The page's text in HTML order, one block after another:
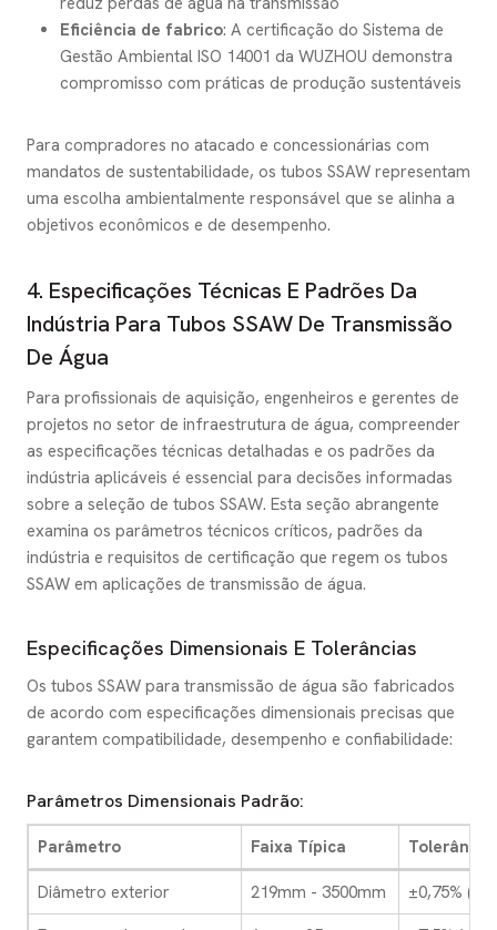
Eficiência de fabrico: A certificação do Sistema de
Gestão Ambiental ISO 14001 da WUZHOU demonstra
compromisso com práticas de produção sustentáveis
Para compradores no atacado e concessionárias com
mandatos de sustentabilidade, os tubos SSAW representam
uma escolha ambientalmente responsável que se alinha a
objetivos econômicos e de desempenho.
4. Especificações Técnicas E Padrões Da
Indústria Para Tubos SSAW De Transmissão
De Água
Para profissionais de aquisição, engenheiros e gerentes de
projetos no setor de infraestrutura de água, compreender
as especificações técnicas detalhadas e os padrões da
indústria aplicáveis é essencial para decisões informadas
sobre a seleção de tubos SSAW. Esta seção abrangente
examina os parâmetros técnicos críticos, padrões da
indústria e requisitos de certificação que regem os tubos
SSAW em aplicações de transmissão de água.
Especificações Dimensionais E Tolerâncias
Os tubos SSAW para transmissão de água são fabricados
de acordo com especificações dimensionais precisas que
garantem compatibilidade, desempenho e confiabilidade:
Parâmetros Dimensionais Padrão:
Parâmetro Faixa Típica Tolerância
Diâmetro exterior 219mm - 3500mm
±0,75%